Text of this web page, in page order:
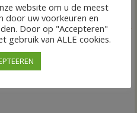
website om u de meest
door uw voorkeuren en
Door op "Accepteren"
gebruik van ALLE cookies.